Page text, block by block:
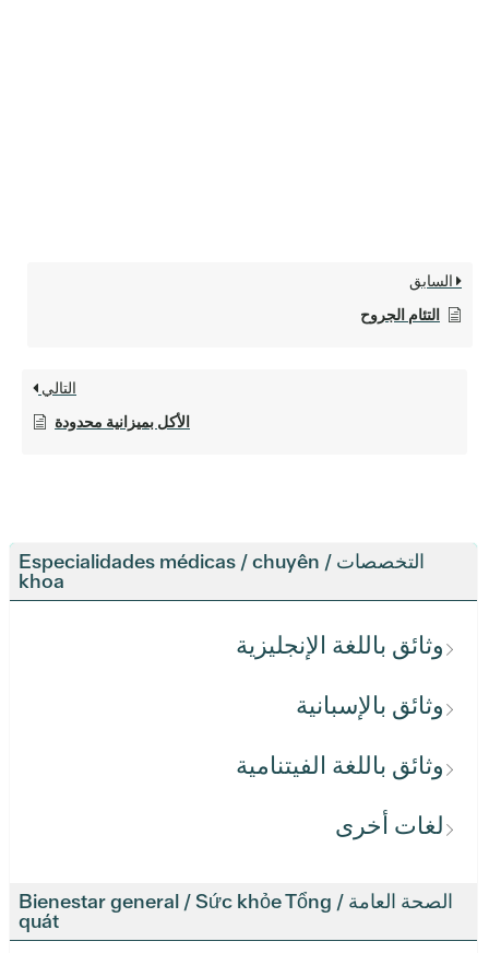
التخصصات / Especialidades médicas / chuyên
khoa
وثائق باللغة الإنجليزية
وثائق بالإسبانية
وثائق باللغة الفيتنامية
لغات أخرى
الصحة العامة / Bienestar general / Sức khỏe Tổng
quát
السابق
التئام الجروح
التالي
الأكل بميزانية محدودة